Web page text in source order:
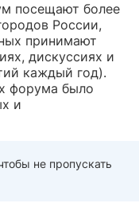
посещают более
России,
принимают
дискуссиях и
каждый год).
форума было
и
не пропускать